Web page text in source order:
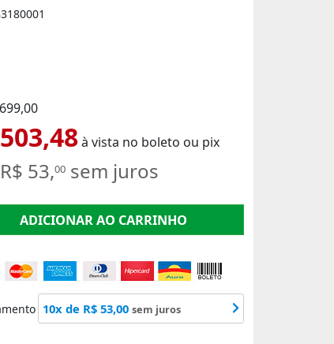
à vista no boleto ou pix
53,00 sem juros
ADICIONAR AO CARRINHO
10x de R$ 53,00 sem juros